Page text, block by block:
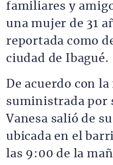
familiares y
una mujer de 31
reportada como
ciudad de Ibagué.
De acuerdo con
suministrada por
Vanesa salió de
ubicada en el
las 9:00 de la